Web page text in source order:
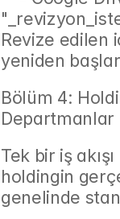
Revize edilen
yeniden
Bölüm 4:
Tek bir iş
holdingin
genelinde